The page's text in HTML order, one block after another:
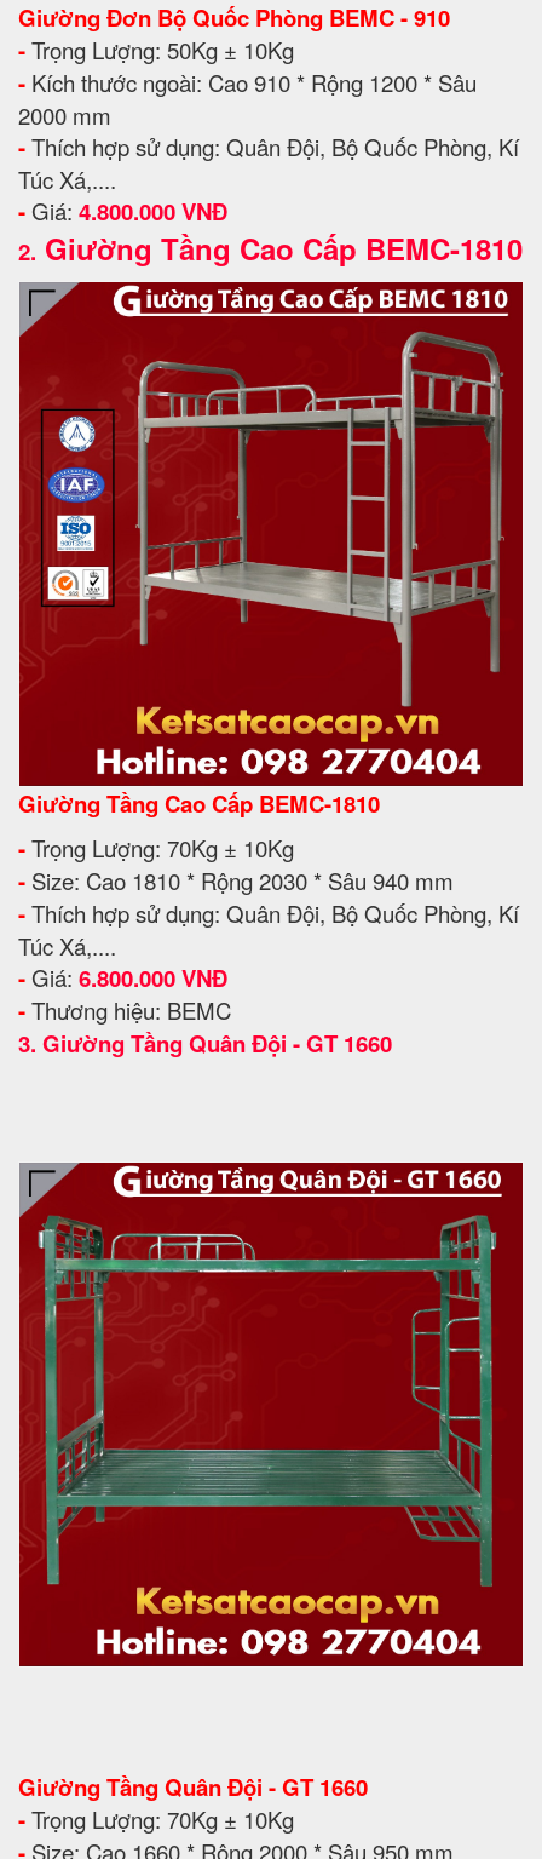
Giường Đơn Bộ Quốc Phòng BEMC - 910
-Trọng Lượng: 50Kg ± 10Kg
- Kích thước ngoài: Cao 910 * Rộng 1200 * Sâu
2000 mm
-Thích hợp sử dụng: Quân Đội, Bộ Quốc Phòng, Kí
Túc Xá,....
- Giá: 4.800.000 VNĐ
2. Giường Tầng Cao Cấp BEMC-1810
Giường Tầng Cao Cấp BEMC-1810
-Trọng Lượng: 70Kg ± 10Kg
- Size: Cao 1810 * Rộng 2030 * Sâu 940 mm
-Thích hợp sử dụng: Quân Đội, Bộ Quốc Phòng, Kí
Túc Xá,....
- Giá: 6.800.000 VNĐ
-Thương hiệu: BEMC
3. Giường Tầng Quân Đội - GT 1660
Giường Tầng Quân Đội - GT 1660
-Trọng Lượng: 70Kg ± 10Kg
- Size: Cao 1660 * Rộng 2000 * Sâu 950 mm